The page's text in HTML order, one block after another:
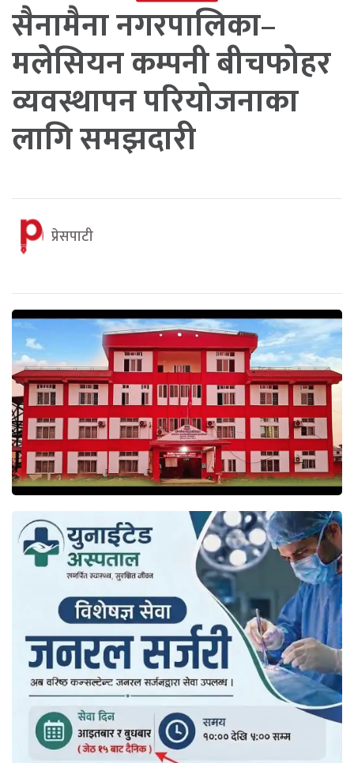
सैनामैना नगरपालिका–
मलेसियन कम्पनी बीचफोहर
व्यवस्थापन परियोजनाका
लागि समझदारी
प्रेसपाटी